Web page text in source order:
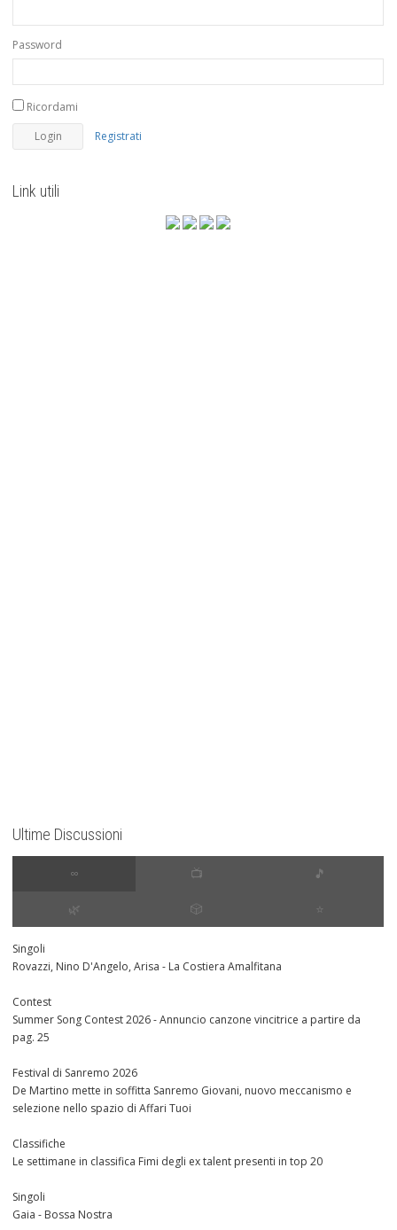
Password
Ricordami
Registrati
Link utili
Ultime Discussioni
∞ 📺 🎵
🌿 🎲 ⭐️
Singoli
Rovazzi, Nino D'Angelo, Arisa - La Costiera Amalfitana
Contest
Summer Song Contest 2026 - Annuncio canzone vincitrice a partire da
pag. 25
Festival di Sanremo 2026
De Martino mette in soffitta Sanremo Giovani, nuovo meccanismo e
selezione nello spazio di Affari Tuoi
Classifiche
Le settimane in classifica Fimi degli ex talent presenti in top 20
Singoli
Gaia - Bossa Nostra